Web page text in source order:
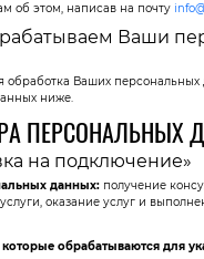
об этом, написав на почту
Ваши
обработка Ваших
ниже.
ПЕРСОНАЛЬНЫХ
на подключение»
данных:получение
оказание услуг и
обрабатываются для